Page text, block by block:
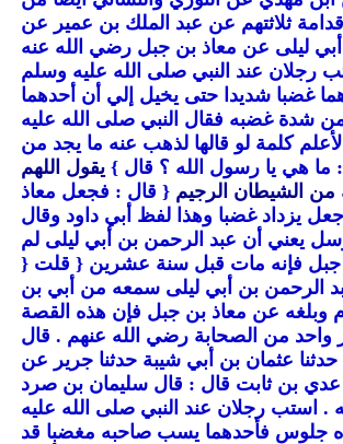
ثلاثتهم عن عبد الملك بن عمير عن
ليلى عن معاذ بن جبل رضي الله عنه
رجلان عند النبي صلى الله عليه وسلم
غضبا شديدا حتى يخيل إلي أن أحدهما
من شدة غضبه فقال النبي صلى الله عليه
كلمة لو قالها لذهب عنه ما يجد من
ما هي يا رسول الله ؟ قال } يقول اللهم
من الشيطان الرجيم { قال : فجعل معاذ
يزداد غضبا وهذا لفظ أبي داود وقال
يعني أن عبد الرحمن بن أبي ليلى لم
جبل فإنه مات قبل سنة عشرين { قلت {
الرحمن بن أبي ليلى سمعه من أبي بن
وبلغه عن معاذ بن جبل فإن هذه القصة
واحد من الصحابة رضي الله عنهم . قال
حدثنا عثمان بن أبي شيبة حدثنا جرير عن
بن ثابت قال : قال سليمان بن صرد
. استب رجلان عند النبي صلى الله عليه
جلوس فأحدهما يسب صاحبه مغضبا قد